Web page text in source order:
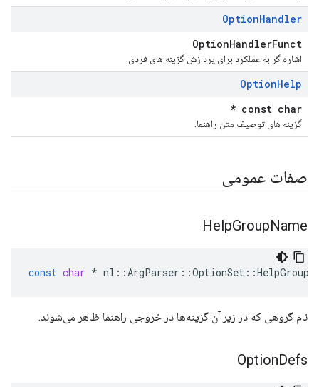
OptionHandler
OptionHandlerFunct
اشاره گر به عملکرد برای پردازش گزینه های فردی.
OptionHelp
const char *
گزینه های توصیف متن راهنما.
صفات عمومی
HelpGroupName
const char * nl ::ArgParser ::OptionSet ::
نام گروهی که در زیر آن گزینه‌ها در خروجی راهنما ظاهر می‌شوند.
OptionDefs